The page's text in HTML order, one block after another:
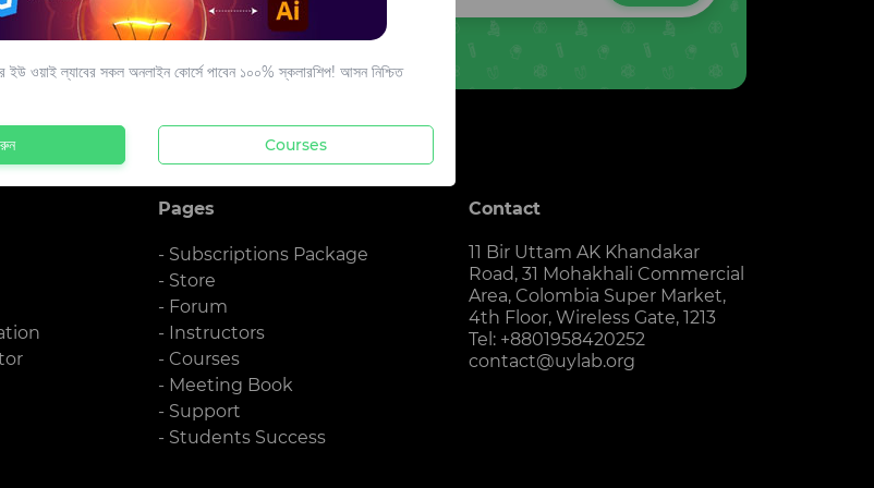
Pages
- Subscriptions Package
- Store
- Forum
- Instructors
- Courses
- Meeting Book
- Support
- Students Success
Contact
11 Bir Uttam AK Khandakar
Road, 31 Mohakhali Commercial
Area, Colombia Super Market,
4th Floor, Wireless Gate, 1213
Tel: +8801958420252
contact@uylab.org
ওয়াই ল্যাবের সকল অনলাইন কোর্সে পাবেন ১০০% স্কলারশিপ! আসন নিশ্চিত
Courses